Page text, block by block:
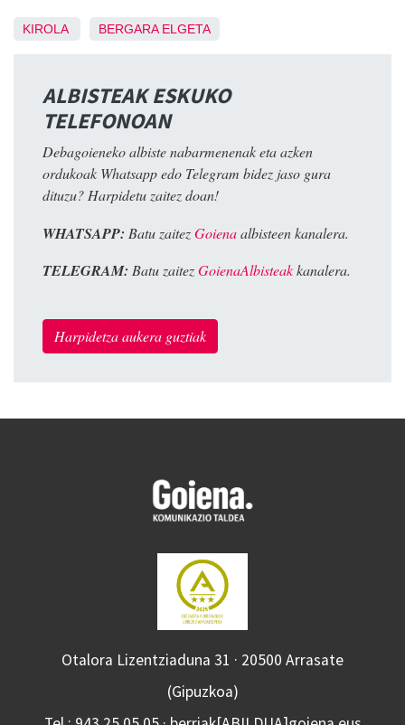
KIROLA BERGARA ELGETA
ALBISTEAK ESKUKO
TELEFONOAN
Debagoieneko albiste nabarmenenak eta azken
ordukoak Whatsapp edo Telegram bidez jaso gura
dituzu? Harpidetu zaitez doan!
WHATSAPP: Batu zaitezGoienaalbisteen kanalera.
TELEGRAM: Batu zaitezGoienaAlbisteakkanalera.
Harpidetza aukera guztiak
Otalora Lizentziaduna 31 · 20500 Arrasate
(Gipuzkoa)